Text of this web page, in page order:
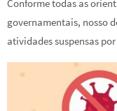
Conforme todas as
governamentais, nosso
atividades suspensas